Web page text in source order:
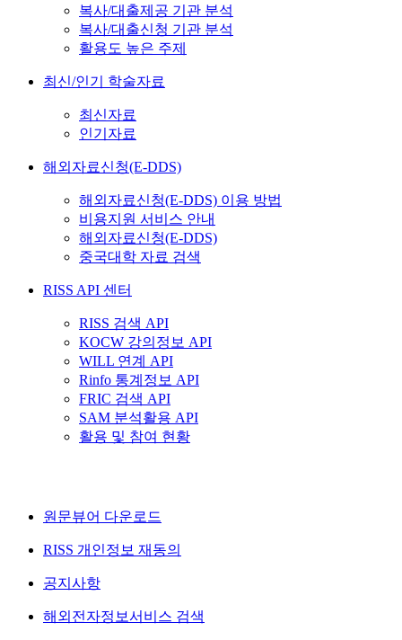
복사/대출제공 기관 분석
복사/대출신청 기관 분석
활용도 높은 주제
최신/인기 학술자료
최신자료
인기자료
해외자료신청(E-DDS)
해외자료신청(E-DDS) 이용 방법
비용지원 서비스 안내
해외자료신청(E-DDS)
중국대학 자료 검색
RISS API 센터
RISS 검색 API
KOCW 강의정보 API
WILL 연계 API
Rinfo 통계정보 API
FRIC 검색 API
SAM 분석활용 API
활용 및 참여 현황
원문뷰어 다운로드
RISS 개인정보 재동의
공지사항
해외전자정보서비스 검색